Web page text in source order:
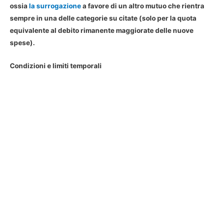
ossiala surrogazionea favore di un altro mutuo che rientra
sempre in una delle categorie su citate (solo per la quota
equivalente al debito rimanente maggiorate delle nuove
spese).
Condizioni e limiti temporali